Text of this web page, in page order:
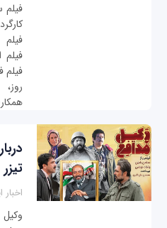
فیلم
تیزر
اخبار